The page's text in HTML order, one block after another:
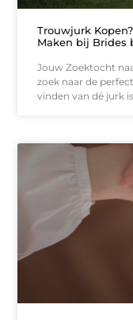
Trouwjurk
Maken bij Brides
Jouw Zoektocht
zoek naar de
vinden van dé jurk